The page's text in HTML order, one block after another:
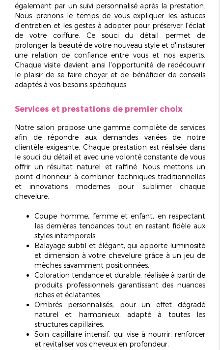
également par un suivi personnalisé après la prestation.
Nous prenons le temps de vous expliquer les astuces
d'entretien et les gestes à adopter pour préserver l'éclat
de votre coiffure. Ce souci du détail permet de
prolonger la beauté de votre nouveau style et d'instaurer
une relation de confiance entre vous et nos experts.
Chaque visite devient ainsi l'opportunité de redécouvrir
le plaisir de se faire choyer et de bénéficier de conseils
adaptés à vos besoins spécifiques.
Services et prestations de premier choix
Notre salon propose une gamme complète de services
afin de répondre aux demandes variées de notre
clientèle exigeante. Chaque prestation est réalisée dans
le souci du détail et avec une volonté constante de vous
offrir un résultatnaturel et raffiné. Nous mettons un
point d'honneur à combiner techniques traditionnelles
et innovations modernes pour sublimer chaque
chevelure.
Coupe homme, femme et enfant, en respectant
les dernières tendances tout en restant fidèle aux
styles intemporels.
Balayage subtil et élégant, qui apporte luminosité
et dimension à votre chevelure grâce à un jeu de
mèches savamment positionnées.
Coloration tendance et durable, réalisée à partir de
produits professionnels garantissant des nuances
riches et éclatantes.
Ombrés personnalisés, pour un effet dégradé
naturel et harmonieux, adapté à toutes les
structures capillaires.
Soin capillaire intensif, qui vise à nourrir, renforcer
et revitaliser vos cheveux en profondeur.